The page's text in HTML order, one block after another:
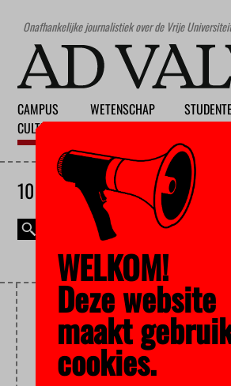
Onafhankelijke journalistiek over de Vrije
CAMPUS
CULTUUR
WETENSCHAP
10 AUGUSTUS 2026
HISTORIE
WELKOM!
Deze website
maakt
cookies.